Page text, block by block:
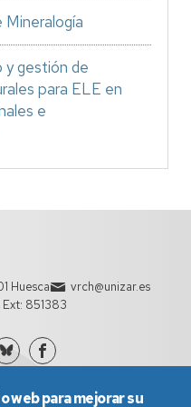
Mineralogía
y gestión de
para ELE en
e
Huesca
vrch@unizar.es
851383
web para mejorar su